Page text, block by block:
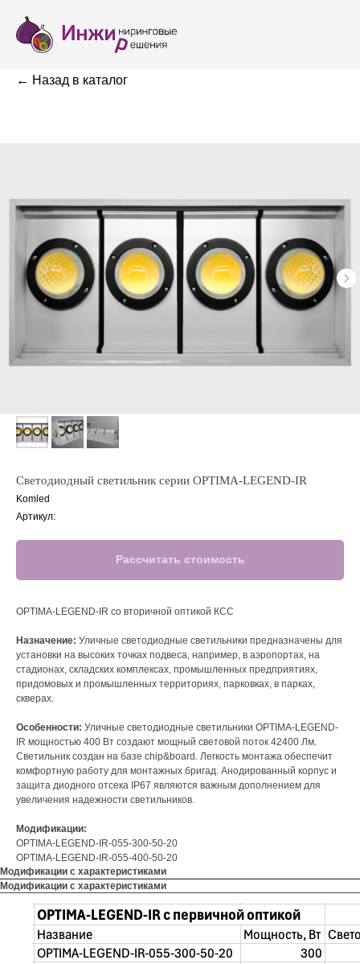
← Назад в каталог
Светодиодный светильник серии OPTIMA-LEGEND-IR
Komled
Артикул:
Рассчитать стоимость
OPTIMA-LEGEND-IR cо вторичной оптикой КСС
Назначение: Уличные светодиодные светильники предназначены для
установки на высоких точках подвеса, например, в аэропортах, на
стадионах, складских комплексах, промышленных предприятиях,
придомовых и промышленных территориях, парковках, в парках,
скверах.
Особенности: Уличные светодиодные светильники OPTIMA-LEGEND-
IR мощностью 400 Вт создают мощный световой поток 42400 Лм.
Светильник создан на базе chip&board. Легкость монтажа обеспечит
комфортную работу для монтажных бригад. Анодированный корпус и
защита диодного отсека IP67 являются важным дополнением для
увеличения надежности светильников.
Модификации:
OPTIMA-LEGEND-IR-055-300-50-20
OPTIMA-LEGEND-IR-055-400-50-20
Модификации с характеристиками
Модификации с характеристиками